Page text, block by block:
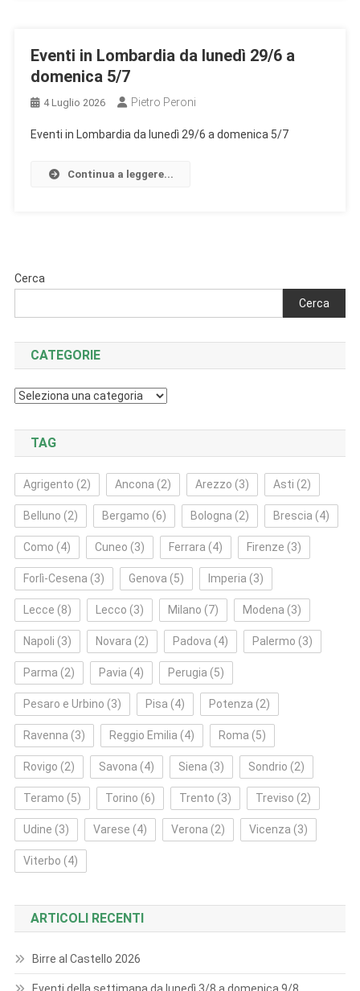
Eventi in Lombardia da lunedì 29/6 a
domenica 5/7
4 Luglio 2026 Pietro Peroni
Eventi in Lombardia da lunedì 29/6 a domenica 5/7
Continua a leggere...
Cerca
Cerca
CATEGORIE
Categorie
TAG
Agrigento (2) Ancona (2) Arezzo (3) Asti (2)
Belluno (2) Bergamo (6) Bologna (2) Brescia (4)
Como (4) Cuneo (3) Ferrara (4) Firenze (3)
Forlì‑Cesena (3) Genova (5) Imperia (3)
Lecce (8) Lecco (3) Milano (7) Modena (3)
Napoli (3) Novara (2) Padova (4) Palermo (3)
Parma (2) Pavia (4) Perugia (5)
Pesaro e Urbino (3) Pisa (4) Potenza (2)
Ravenna (3) Reggio Emilia (4) Roma (5)
Rovigo (2) Savona (4) Siena (3) Sondrio (2)
Teramo (5) Torino (6) Trento (3) Treviso (2)
Udine (3) Varese (4) Verona (2) Vicenza (3)
Viterbo (4)
ARTICOLI RECENTI
Birre al Castello 2026